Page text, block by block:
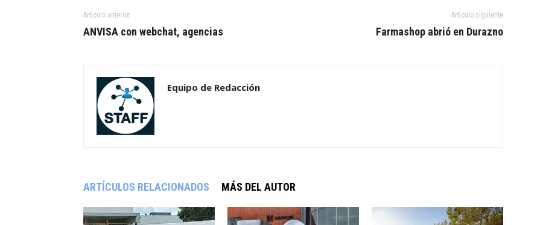
Artículo anterior
ANVISA con webchat, agencias
Artículo siguiente
Farmashop abrió en Durazno
Equipo de Redacción
ARTÍCULOS RELACIONADOS MÁS DEL AUTOR